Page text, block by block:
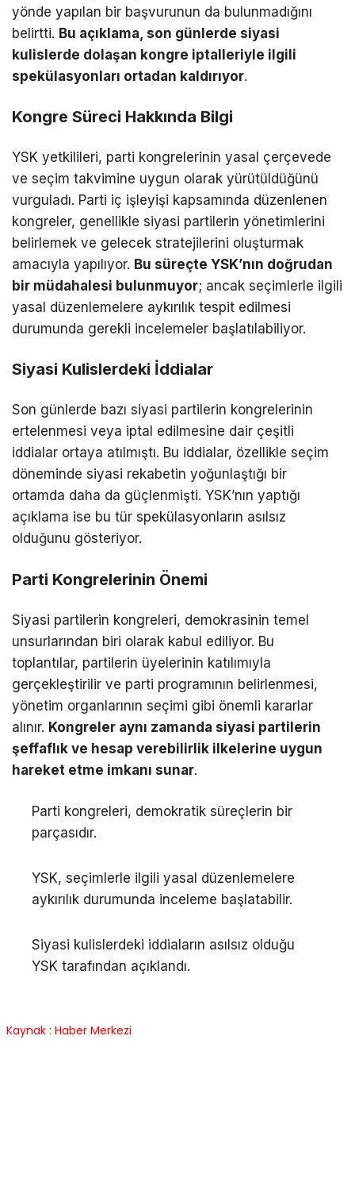
yönde yapılan bir başvurunun da bulunmadığını
belirtti. Bu açıklama, son günlerde siyasi
kulislerde dolaşan kongre iptalleriyle ilgili
spekülasyonları ortadan kaldırıyor.
Kongre Süreci Hakkında Bilgi
YSK yetkilileri, parti kongrelerinin yasal çerçevede
ve seçim takvimine uygun olarak yürütüldüğünü
vurguladı. Parti iç işleyişi kapsamında düzenlenen
kongreler, genellikle siyasi partilerin yönetimlerini
belirlemek ve gelecek stratejilerini oluşturmak
amacıyla yapılıyor. Bu süreçte YSK’nın doğrudan
bir müdahalesi bulunmuyor; ancak seçimlerle ilgili
yasal düzenlemelere aykırılık tespit edilmesi
durumunda gerekli incelemeler başlatılabiliyor.
Siyasi Kulislerdeki İddialar
Son günlerde bazı siyasi partilerin kongrelerinin
ertelenmesi veya iptal edilmesine dair çeşitli
iddialar ortaya atılmıştı. Bu iddialar, özellikle seçim
döneminde siyasi rekabetin yoğunlaştığı bir
ortamda daha da güçlenmişti. YSK’nın yaptığı
açıklama ise bu tür spekülasyonların asılsız
olduğunu gösteriyor.
Parti Kongrelerinin Önemi
Siyasi partilerin kongreleri, demokrasinin temel
unsurlarından biri olarak kabul ediliyor. Bu
toplantılar, partilerin üyelerinin katılımıyla
gerçekleştirilir ve parti programının belirlenmesi,
yönetim organlarının seçimi gibi önemli kararlar
alınır. Kongreler aynı zamanda siyasi partilerin
şeffaflık ve hesap verebilirlik ilkelerine uygun
hareket etme imkanı sunar.
Parti kongreleri, demokratik süreçlerin bir
parçasıdır.
YSK, seçimlerle ilgili yasal düzenlemelere
aykırılık durumunda inceleme başlatabilir.
Siyasi kulislerdeki iddiaların asılsız olduğu
YSK tarafından açıklandı.
Kaynak : Haber Merkezi